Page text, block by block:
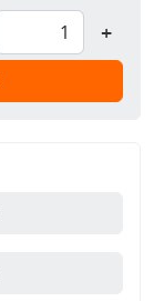
+